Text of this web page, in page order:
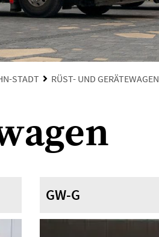
STADT RÜST- UND GERÄTEWAGEN
GW-G